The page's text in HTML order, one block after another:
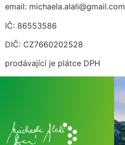
email: michaela.alali@gmail.com
IČ: 86553586
DIČ: CZ7660202528
prodávající je plátce DPH